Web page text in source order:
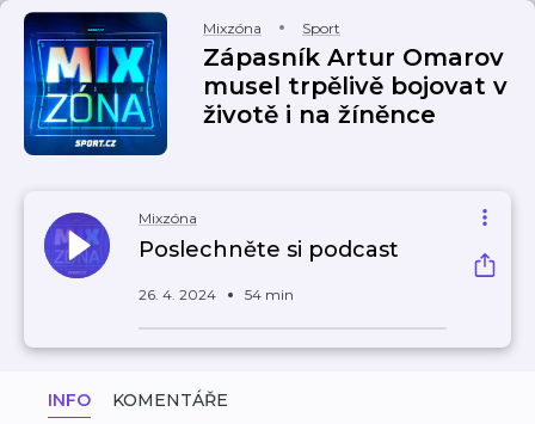
Mixzóna Sport
Zápasník Artur Omarov
musel trpělivě bojovat v
životě i na žíněnce
Mixzóna
Poslechněte si podcast
26. 4. 2024 54 min
INFO KOMENTÁŘE